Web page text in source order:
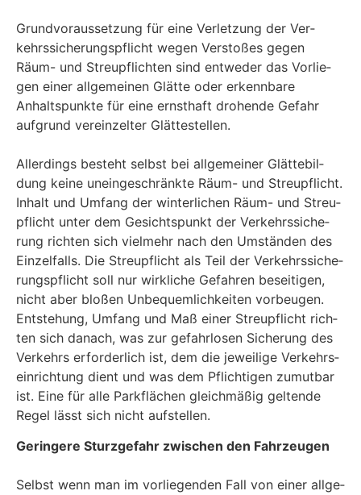
Grund­vor­aus­set­zung für eine Ver­let­zung der Ver­
kehrs­si­che­rungs­pflicht wegen Ver­sto­ßes gegen
Räum- und Streu­pflich­ten sind ent­we­der das Vor­lie­
gen einer all­ge­mei­nen Glät­te oder erkenn­ba­re
Anhalts­punk­te für eine ernst­haft dro­hen­de Gefahr
auf­grund ver­ein­zel­ter Glät­te­stel­len.
Aller­dings besteht selbst bei all­ge­mei­ner Glät­te­bil­
dung kei­ne unein­ge­schränk­te Räum- und Streu­pflicht.
Inhalt und Umfang der win­ter­li­chen Räum- und Streu­
pflicht unter dem Gesichts­punkt der Ver­kehrs­si­che­
rung rich­ten sich viel­mehr nach den Umstän­den des
Ein­zel­falls. Die Streu­pflicht als Teil der Ver­kehrs­si­che­
rungs­pflicht soll nur wirk­li­che Gefah­ren besei­ti­gen,
nicht aber blo­ßen Unbe­quem­lich­kei­ten vor­beu­gen.
Ent­ste­hung, Umfang und Maß einer Streu­pflicht rich­
ten sich danach, was zur gefahr­lo­sen Siche­rung des
Ver­kehrs erfor­der­lich ist, dem die jewei­li­ge Ver­kehrs­
ein­rich­tung dient und was dem Pflich­ti­gen zumut­bar
ist. Eine für alle Park­flä­chen gleich­mä­ßig gel­ten­de
Regel lässt sich nicht aufstellen.
Gerin­ge­re Sturz­ge­fahr zwi­schen den Fahr­zeu­gen
Selbst wenn man im vor­lie­gen­den Fall von einer all­ge­